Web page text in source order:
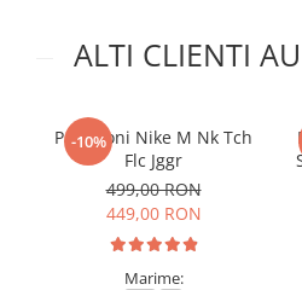
ALTI CLIENTI
-10%
Pantaloni Nike M Nk Tch
Flc Jggr
499,00 RON
449,00 RON
Marime: